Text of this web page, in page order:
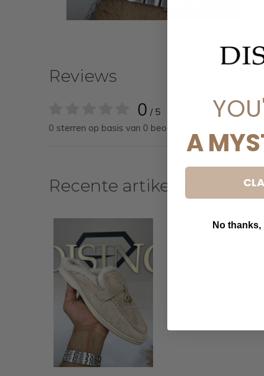
Reviews
0 / 5
0 sterren op basis van 0 beoordelingen
Recente artikelen
A
No